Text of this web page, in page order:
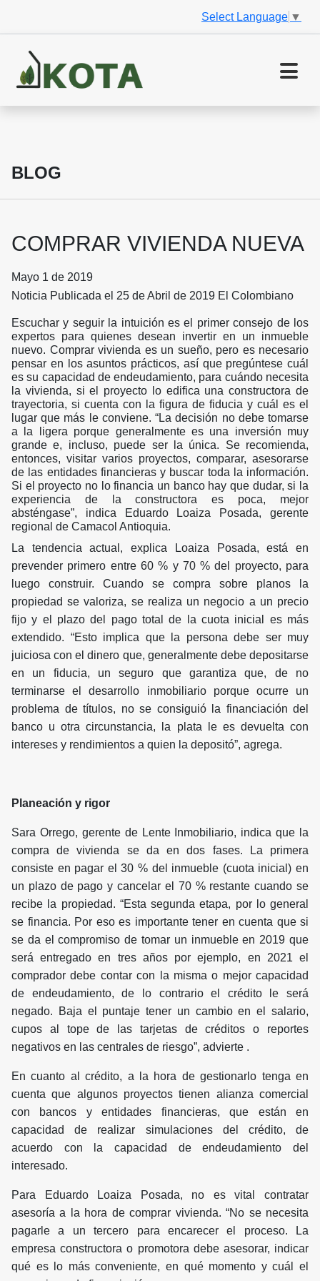
Select Language ▼
BLOG
COMPRAR VIVIENDA NUEVA
Mayo 1 de 2019
Noticia Publicada el 25 de Abril de 2019 El Colombiano
Escuchar y seguir la intuición es el primer consejo de los
expertos para quienes desean invertir en un inmueble
nuevo. Comprar vivienda es un sueño, pero es necesario
pensar en los asuntos prácticos, así que pregúntese cuál
es su capacidad de endeudamiento, para cuándo necesita
la vivienda, si el proyecto lo edifica una constructora de
trayectoria, si cuenta con la figura de fiducia y cuál es el
lugar que más le conviene. “La decisión no debe tomarse
a la ligera porque generalmente es una inversión muy
grande e, incluso, puede ser la única. Se recomienda,
entonces, visitar varios proyectos, comparar, asesorarse
de las entidades financieras y buscar toda la información.
Si el proyecto no lo financia un banco hay que dudar, si la
experiencia de la constructora es poca, mejor
absténgase”, indica Eduardo Loaiza Posada, gerente
regional de Camacol Antioquia.
La tendencia actual, explica Loaiza Posada, está en
prevender primero entre 60 % y 70 % del proyecto, para
luego construir. Cuando se compra sobre planos la
propiedad se valoriza, se realiza un negocio a un precio
fijo y el plazo del pago total de la cuota inicial es más
extendido. “Esto implica que la persona debe ser muy
juiciosa con el dinero que, generalmente debe depositarse
en un fiducia, un seguro que garantiza que, de no
terminarse el desarrollo inmobiliario porque ocurre un
problema de títulos, no se consiguió la financiación del
banco u otra circunstancia, la plata le es devuelta con
intereses y rendimientos a quien la depositó”, agrega.
Planeación y rigor
Sara Orrego, gerente de Lente Inmobiliario, indica que la
compra de vivienda se da en dos fases. La primera
consiste en pagar el 30 % del inmueble (cuota inicial) en
un plazo de pago y cancelar el 70 % restante cuando se
recibe la propiedad. “Esta segunda etapa, por lo general
se financia. Por eso es importante tener en cuenta que si
se da el compromiso de tomar un inmueble en 2019 que
será entregado en tres años por ejemplo, en 2021 el
comprador debe contar con la misma o mejor capacidad
de endeudamiento, de lo contrario el crédito le será
negado. Baja el puntaje tener un cambio en el salario,
cupos al tope de las tarjetas de créditos o reportes
negativos en las centrales de riesgo”, advierte .
En cuanto al crédito, a la hora de gestionarlo tenga en
cuenta que algunos proyectos tienen alianza comercial
con bancos y entidades financieras, que están en
capacidad de realizar simulaciones del crédito, de
acuerdo con la capacidad de endeudamiento del
interesado.
Para Eduardo Loaiza Posada, no es vital contratar
asesoría a la hora de comprar vivienda. “No se necesita
pagarle a un tercero para encarecer el proceso. La
empresa constructora o promotora debe asesorar, indicar
qué es lo más conveniente, en qué momento y cuál el